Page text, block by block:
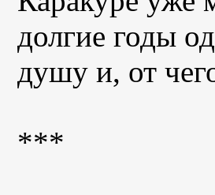
долгие годы
душу и, от
***